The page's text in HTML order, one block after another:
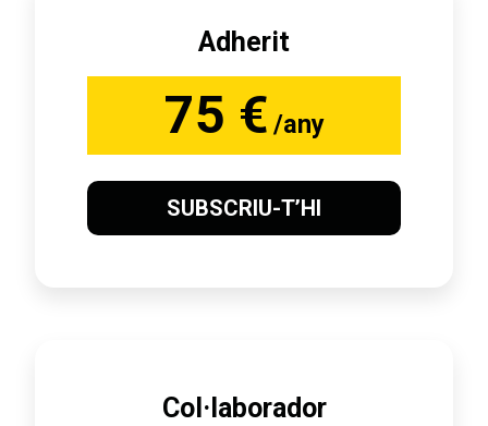
Adherit
75 € /any
SUBSCRIU-T’HI
Col·laborador